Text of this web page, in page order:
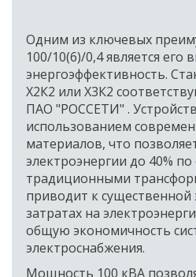
Одним из ключевых
100/10(6)/0,4 является его
энергоэффективность.
Х2К2 или Х3К2
ПАО "РОССЕТИ" .
использованием
материалов, что
электроэнергии до 40%
традиционными
приводит к
затратах на
общую экономичность
электроснабжения.
Мощность 100 кВА